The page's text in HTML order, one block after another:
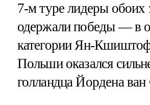
7-м туре лидеры обоих
одержали победы — в
категории Ян-
Польши оказался
голландца Йордена